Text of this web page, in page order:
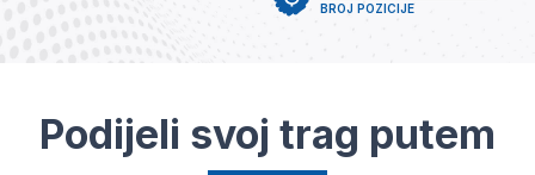
BROJ POZICIJE
Podijeli svoj trag putem